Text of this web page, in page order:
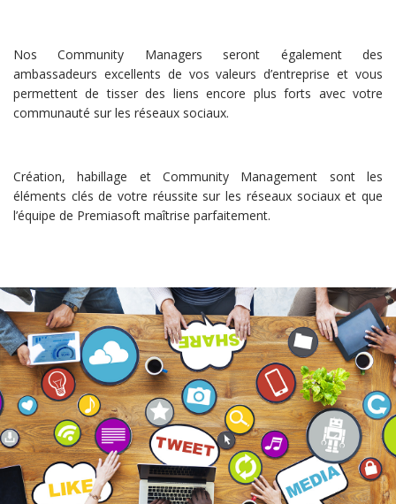
Nos Community Managers seront également des
ambassadeurs excellents de vos valeurs d’entreprise et vous
permettent de tisser des liens encore plus forts avec votre
communauté sur les réseaux sociaux.
Création, habillage et Community Management sont les
éléments clés de votre réussite sur les réseaux sociaux et que
l’équipe de Premiasoft maîtrise parfaitement.